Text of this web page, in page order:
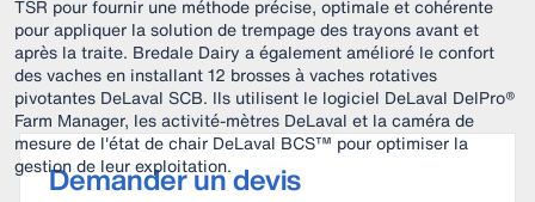
TSR pour fournir une méthode précise, optimale et cohérente
pour appliquer la solution de trempage des trayons avant et
après la traite. Bredale Dairy a également amélioré le confort
des vaches en installant 12 brosses à vaches rotatives
pivotantes DeLaval SCB. Ils utilisent le logiciel DeLaval DelPro®
Farm Manager, les activité-mètres DeLaval et la caméra de
mesure de l'état de chair DeLaval BCS™ pour optimiser la
gestion de leur exploitation.
Demander un devis